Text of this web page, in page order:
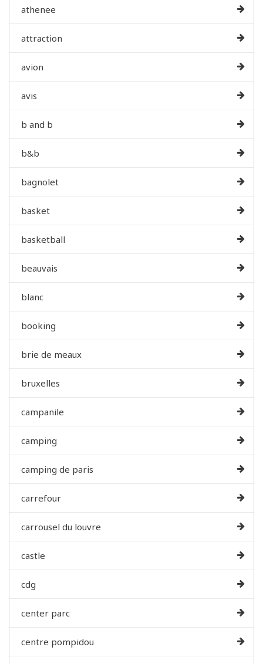
athenee
attraction
avion
avis
b and b
b&b
bagnolet
basket
basketball
beauvais
blanc
booking
brie de meaux
bruxelles
campanile
camping
camping de paris
carrefour
carrousel du louvre
castle
cdg
center parc
centre pompidou